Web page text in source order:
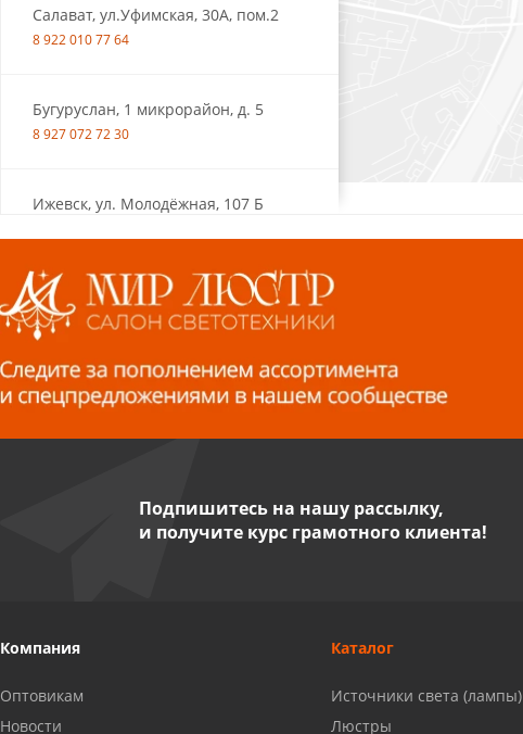
Салават, ул.Уфимская, 30А, пом.2
8 922 010 77 64
Бугуруслан, 1 микрорайон, д. 5
8 927 072 72 30
Ижевск, ул. Молодёжная, 107 Б
Волжский, ул. Мира 47 В
8 927 255 38 33
Пенза, ул. Пролетарская, 61 ТЦ
"Стройбери"
Миасс, ул. Романенко, 95
8 927 009 54 63
Саратов, ул. Танкистов, 37 (БЦ
Подпишитесь на нашу рассылку,
и получите курс грамотного клиента!
Компания
Оптовикам
Новости
Каталог
Источники света (лампы)
Люстры